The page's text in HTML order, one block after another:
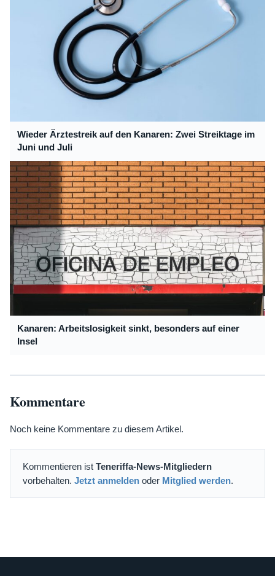
Wieder Ärztestreik auf den Kanaren: Zwei Streiktage im
Juni und Juli
Kanaren: Arbeitslosigkeit sinkt, besonders auf einer
Insel
Kommentare
Noch keine Kommentare zu diesem Artikel.
Kommentieren ist Teneriffa-News-Mitgliedern
vorbehalten. Jetzt anmelden oder Mitglied werden.